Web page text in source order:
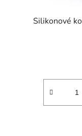
Silikonové